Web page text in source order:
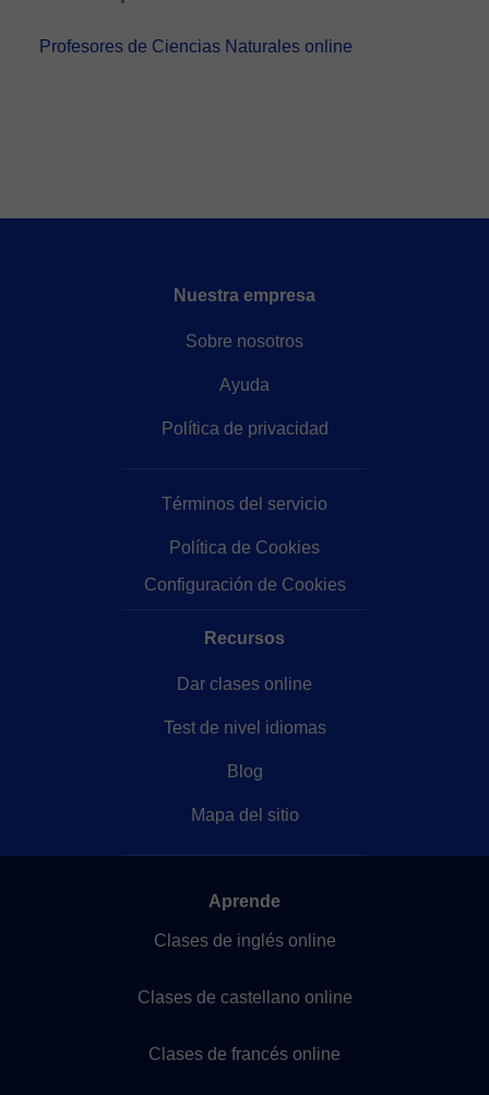
Profesores de Ciencias Naturales online
Nuestra empresa
Sobre nosotros
Ayuda
Política de privacidad
Términos del servicio
Política de Cookies
Configuración de Cookies
Recursos
Dar clases online
Test de nivel idiomas
Blog
Mapa del sitio
Aprende
Clases de inglés online
Clases de castellano online
Clases de francés online